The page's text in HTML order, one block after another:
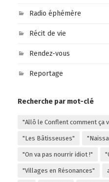
Radio éphémère
Récit de vie
Rendez-vous
Reportage
Recherche par mot-clé
"Allô le Conflent comment ça
"Les Bâtisseuses"
"On va pas nourrir idiot !"
"Villages en Résonances"